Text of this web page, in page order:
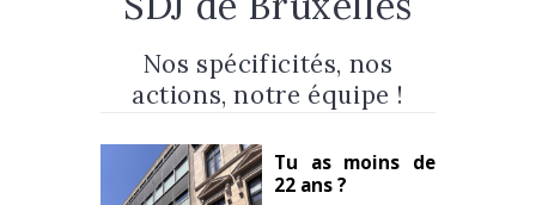
14h – 18h*
MARDI – – –
Nos spécificités, nos
actions, notre équipe !
Tu as moins de
22 ans ?